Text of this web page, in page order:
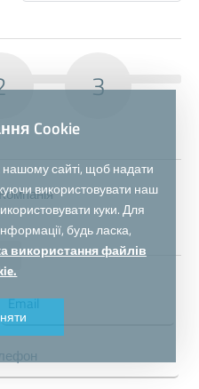
3
Cookie
сайті, щоб надати
використовувати наш
куки. Для
будь ласка,
використання файлів